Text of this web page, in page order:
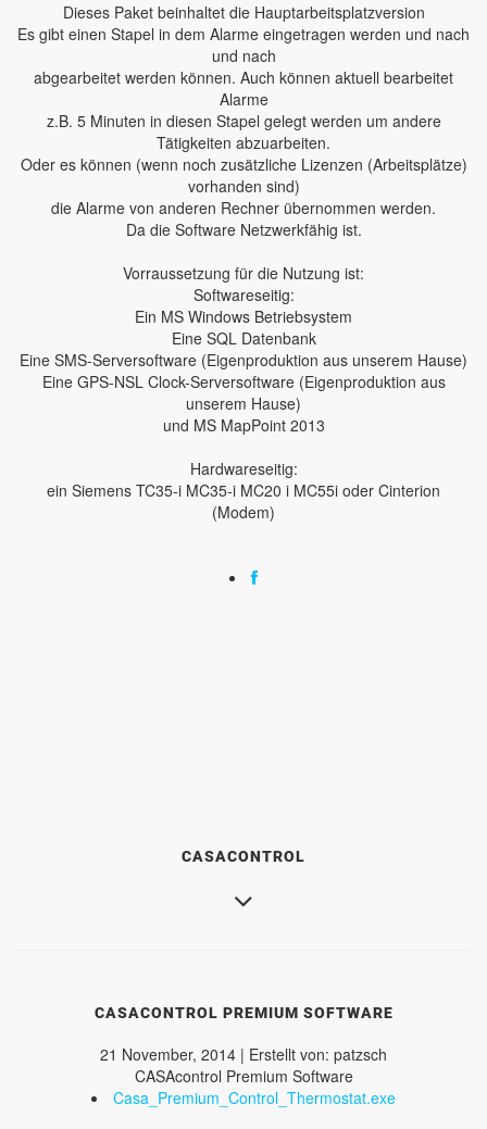
Dieses Paket beinhaltet die Hauptarbeitsplatzversion
Es gibt einen Stapel in dem Alarme eingetragen werden und nach
und nach
abgearbeitet werden können. Auch können aktuell bearbeitet
Alarme
z.B. 5 Minuten in diesen Stapel gelegt werden um andere
Tätigkeiten abzuarbeiten.
Oder es können (wenn noch zusätzliche Lizenzen (Arbeitsplätze)
vorhanden sind)
die Alarme von anderen Rechner übernommen werden.
Da die Software Netzwerkfähig ist.
Vorraussetzung für die Nutzung ist:
Softwareseitig:
Ein MS Windows Betriebsystem
Eine SQL Datenbank
Eine SMS-Serversoftware (Eigenproduktion aus unserem Hause)
Eine GPS-NSL Clock-Serversoftware (Eigenproduktion aus
unserem Hause)
und MS MapPoint 2013
Hardwareseitig:
ein Siemens TC35-i MC35-i MC20 i MC55i oder Cinterion
(Modem)
CASACONTROL
CASACONTROL PREMIUM SOFTWARE
21 November, 2014 | Erstellt von: patzsch
CASAcontrol Premium Software
Casa_Premium_Control_Thermostat.exe